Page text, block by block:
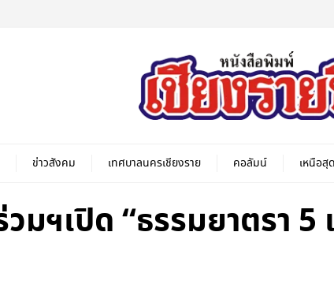
ข่าวสังคม เทศบาลนครเชียงราย คอลัมน์ เหนือสุ
มฯเปิด “ธรรมยาตรา